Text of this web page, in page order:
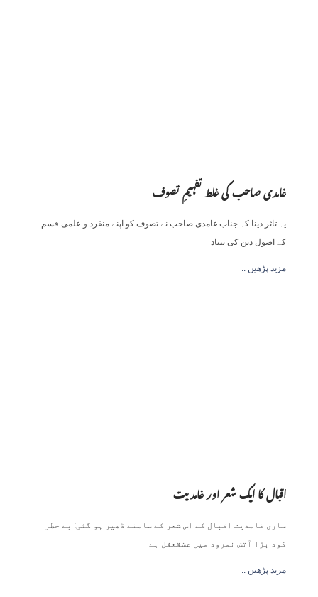
غامدی صاحب کی غلط تفہیمِ تصوف
یہ تاثر دینا کہ جناب غامدی صاحب نے تصوف کو اپنے منفرد و علمی قسم
کے اصول دین کی بنیاد
.. مزید پڑھیں
اقبال کا ایک شعر اور غامدیت
ساری غامدیت اقبال کے اس شعر کے سامنے ڈھیر ہو گئی: بے خطر
کود پڑا آتش نمرود میں عشقعقل ہے
.. مزید پڑھیں